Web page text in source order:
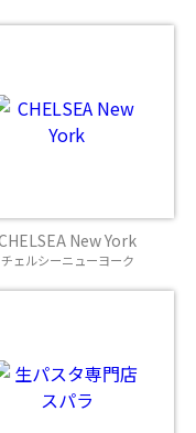
New York
チェルシーニューヨーク